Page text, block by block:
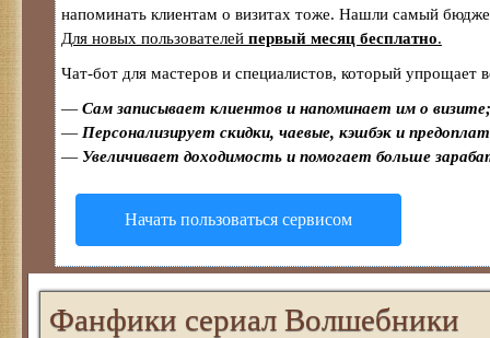
напоминать клиентам о визитах тоже. Нашли самый
Для новых пользователей первый месяц бесплатно.
Чат-бот для мастеров и специалистов, который упрощает
— Сам записывает клиентов и напоминает им о визите;
— Персонализирует скидки, чаевые, кэшбэк и
— Увеличивает доходимость и помогает больше
Начать пользоваться сервисом
Фанфики сериал Волшебники